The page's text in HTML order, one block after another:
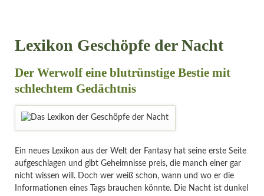
Lexikon Geschöpfe der Nacht
Der Werwolf eine blutrünstige Bestie mit
schlechtem Gedächtnis
Ein neues Lexikon aus der Welt der Fantasy hat seine erste Seite
aufgeschlagen und gibt Geheimnisse preis, die manch einer gar
nicht wissen will. Doch wer weiß schon, wann und wo er die
Informationen eines Tags brauchen könnte. Die Nacht ist dunkel